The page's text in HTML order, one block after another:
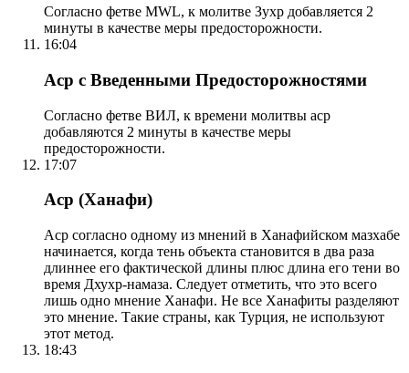
Согласно фетве MWL, к молитве Зухр добавляется 2
минуты в качестве меры предосторожности.
16:04
Аср с Введенными Предосторожностями
Согласно фетве ВИЛ, к времени молитвы аср
добавляются 2 минуты в качестве меры
предосторожности.
17:07
Аср (Ханафи)
Аср согласно одному из мнений в Ханафийском мазхабе
начинается, когда тень объекта становится в два раза
длиннее его фактической длины плюс длина его тени во
время Дхухр-намаза. Следует отметить, что это всего
лишь одно мнение Ханафи. Не все Ханафиты разделяют
это мнение. Такие страны, как Турция, не используют
этот метод.
18:43